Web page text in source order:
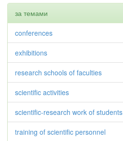
за темами
conferences
exhibitions
research schools of faculties
scientific activities
scientific-research work of students
training of scientific personnel